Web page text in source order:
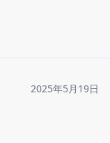
2025年5月19日